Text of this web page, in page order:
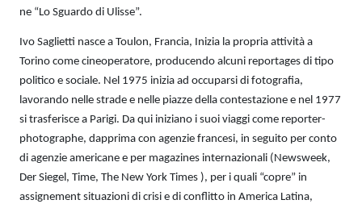
ne “Lo Sguardo di Ulisse”.
Ivo Saglietti nasce a Toulon, Francia, Inizia la propria attività a
Torino come cineoperatore, producendo alcuni reportages di tipo
politico e sociale. Nel 1975 inizia ad occuparsi di fotografia,
lavorando nelle strade e nelle piazze della contestazione e nel 1977
si trasferisce a Parigi. Da qui iniziano i suoi viaggi come reporter-
photographe, dapprima con agenzie francesi, in seguito per conto
di agenzie americane e per magazines internazionali (Newsweek,
Der Siegel, Time, The New York Times ), per i quali “copre” in
assignement situazioni di crisi e di conflitto in America Latina,